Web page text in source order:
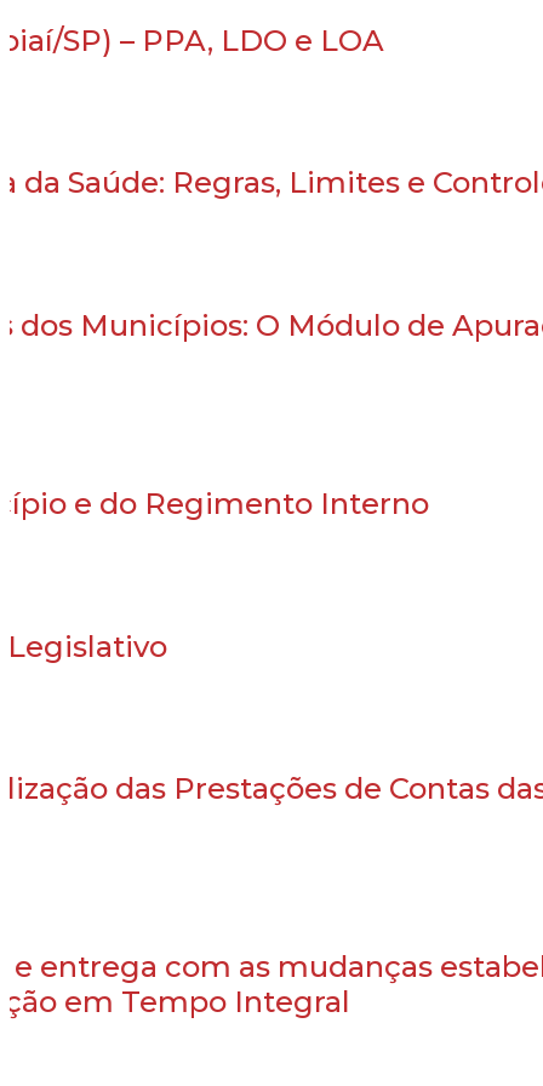
SP) – PPA, LDO e LOA
da Saúde: Regras, Limites e
dos Municípios: O Módulo de
e do Regimento Interno
Legislativo
das Prestações de Contas
e entrega com as mudanças
em Tempo Integral